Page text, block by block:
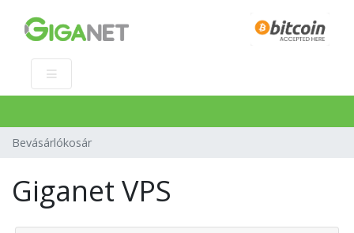
Bevásárlókosár
Giganet VPS